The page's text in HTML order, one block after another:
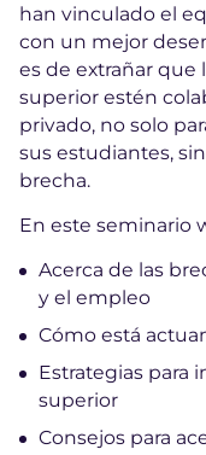
han vinculado el
con un mejor
es de extrañar que
superior estén
privado, no solo
sus estudiantes,
brecha.
En este seminario
Acerca de las
y el empleo
Cómo está
Estrategias para
superior
Consejos para